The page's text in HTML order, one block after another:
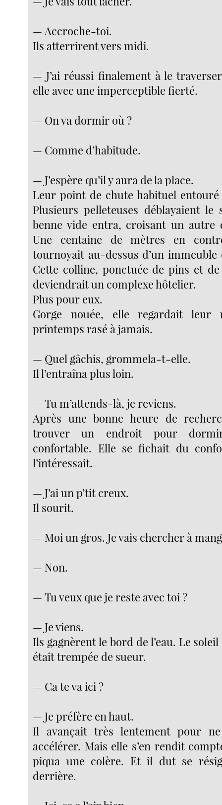
— Accroche-toi.
Ils atterrirent vers midi.
— J’ai réussi finalement à le
elle avec une imperceptible fierté.
— On va dormir où ?
— Comme d’habitude.
— J’espère qu’il y aura de la place.
Leur point de chute habituel entouré
Plusieurs pelleteuses déblayaient
benne vide entra, croisant un autre
Une centaine de mètres en
tournoyait au-dessus d’un
Cette colline, ponctuée de pins et de
deviendrait un complexe hôtelier.
Plus pour eux.
Gorge nouée, elle regardait
printemps rasé à jamais.
— Quel gâchis, grommela-t-elle.
Il l’entraîna plus loin.
— Tu m’attends-là, je reviens.
Après une bonne heure de
trouver un endroit pour
confortable. Elle se fichait du
l’intéressait.
— J’ai un p’tit creux.
Il sourit.
— Moi un gros. Je vais chercher à
— Non.
— Tu veux que je reste avec toi ?
— Je viens.
Ils gagnèrent le bord de l’eau. Le
était trempée de sueur.
— Ca te va ici ?
— Je préfère en haut.
Il avançait très lentement pour
accélérer. Mais elle s’en rendit
piqua une colère. Et il dut se
derrière.